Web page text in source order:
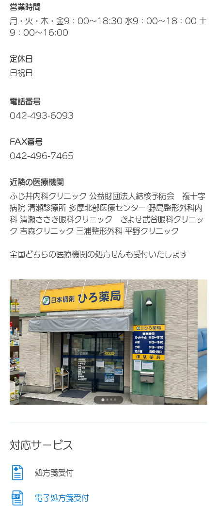
営業時間
月・火・木・金9：00～18:30 水9：00～18：00 土
9：00～16:00
定休日
日祝日
電話番号
042-493-6093
FAX番号
042-496-7465
近隣の医療機関
ふじ井内科クリニック 公益財団法人結核予防会 複十字
病院 清瀬診療所 多摩北部医療センター 野島整形外科内
科 清瀬ささき眼科クリニック きよせ武谷眼科クリニッ
ク 吉森クリニック 三浦整形外科 平野クリニック
全国どちらの医療機関の処方せんも受付いたします
対応サービス
処方箋受付
電子処方箋受付